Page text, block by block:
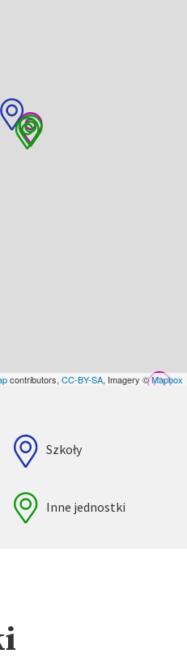
contributors, CC-BY-SA, Imagery ©Mapbox
Szkoły
Inne jednostki